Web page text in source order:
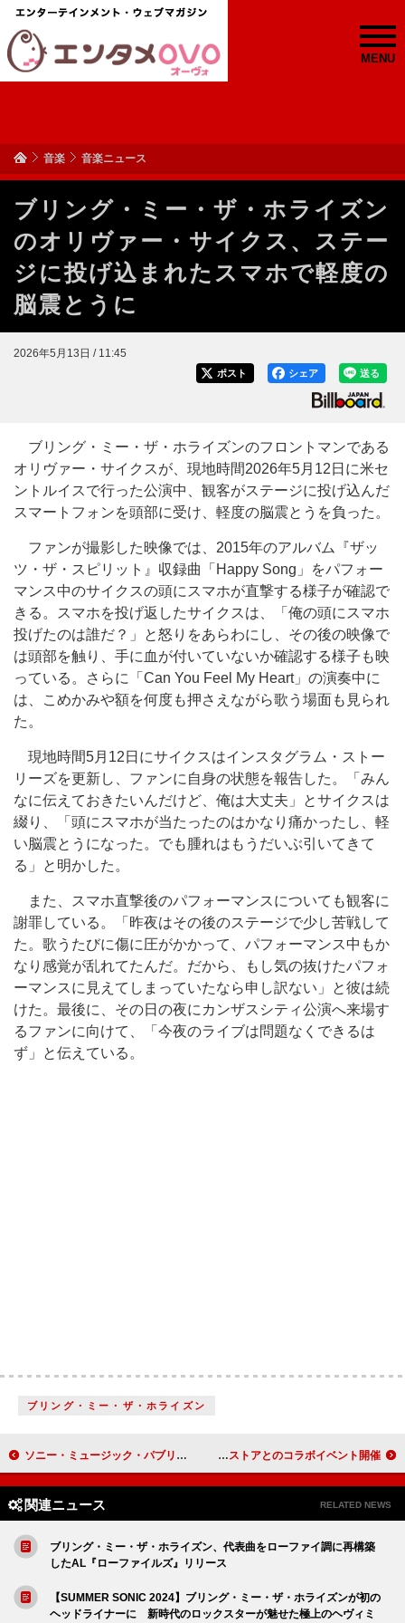
MENU
音楽 音楽ニュース
ブリング・ミー・ザ・ホライズン
のオリヴァー・サイクス、ステー
ジに投げ込まれたスマホで軽度の
脳震とうに
2026年5月13日 / 11:45
送る
シェア
ポスト
ブリング・ミー・ザ・ホライズンのフロントマンである
オリヴァー・サイクスが、現地時間2026年5月12日に米セ
ントルイスで行った公演中、観客がステージに投げ込んだ
スマートフォンを頭部に受け、軽度の脳震とうを負った。
ファンが撮影した映像では、2015年のアルバム『ザッ
ツ・ザ・スピリット』収録曲「Happy Song」をパフォー
マンス中のサイクスの頭にスマホが直撃する様子が確認で
きる。スマホを投げ返したサイクスは、「俺の頭にスマホ
投げたのは誰だ？」と怒りをあらわにし、その後の映像で
は頭部を触り、手に血が付いていないか確認する様子も映
っている。さらに「Can You Feel My Heart」の演奏中に
は、こめかみや額を何度も押さえながら歌う場面も見られ
た。
現地時間5月12日にサイクスはインスタグラム・ストー
リーズを更新し、ファンに自身の状態を報告した。「みん
なに伝えておきたいんだけど、俺は大丈夫」とサイクスは
綴り、「頭にスマホが当たったのはかなり痛かったし、軽
い脳震とうになった。でも腫れはもうだいぶ引いてきて
る」と明かした。
また、スマホ直撃後のパフォーマンスについても観客に
謝罪している。「昨夜はその後のステージで少し苦戦して
た。歌うたびに傷に圧がかかって、パフォーマンス中もか
なり感覚が乱れてたんだ。だから、もし気の抜けたパフォ
ーマンスに見えてしまっていたなら申し訳ない」と彼は続
けた。最後に、その日の夜にカンザスシティ公演へ来場す
るファンに向けて、「今夜のライブは問題なくできるは
ず」と伝えている。
ブリング・ミー・ザ・ホライズン
ソニー・ミュージック・パブリッシング、Recognition Music Groupの音楽カタログを取得 宇多田ヒカル、新曲「パッパパラダイス」リリースを記念しソニーストアとのコラボイベント開催
関連ニュース RELATED NEWS
ブリング・ミー・ザ・ホライズン、代表曲をローファイ調に再構築
したAL『ローファイルズ』リリース
【SUMMER SONIC 2024】ブリング・ミー・ザ・ホライズンが初の
ヘッドライナーに 新時代のロックスターが魅せた極上のヘヴィミ